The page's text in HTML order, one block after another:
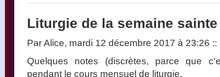
Liturgie de la semaine sainte
Par Alice, mardi 12 décembre 2017 à 23:26 ::
Quelques notes (discrètes, parce que
pendant le cours mensuel de liturgie.